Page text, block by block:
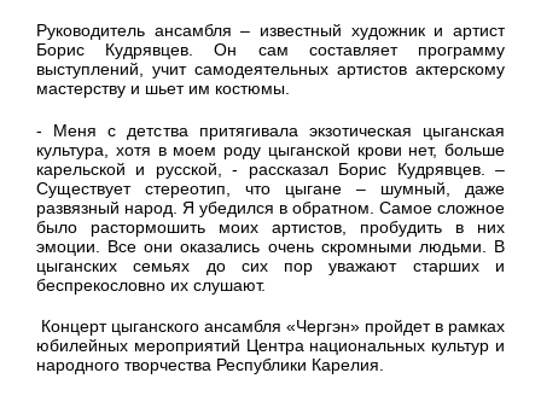
Руководитель ансамбля – известный художник и артист
Борис Кудрявцев. Он сам составляет программу
выступлений, учит самодеятельных артистов актерскому
мастерству и шьет им костюмы.
- Меня с детства притягивала экзотическая цыганская
культура, хотя в моем роду цыганской крови нет, больше
карельской и русской, - рассказал Борис Кудрявцев. –
Существует стереотип, что цыгане – шумный, даже
развязный народ. Я убедился в обратном. Самое сложное
было растормошить моих артистов, пробудить в них
эмоции. Все они оказались очень скромными людьми. В
цыганских семьях до сих пор уважают старших и
беспрекословно их слушают.
Концерт цыганского ансамбля «Чергэн» пройдет в рамках
юбилейных мероприятий Центра национальных культур и
народного творчества Республики Карелия.